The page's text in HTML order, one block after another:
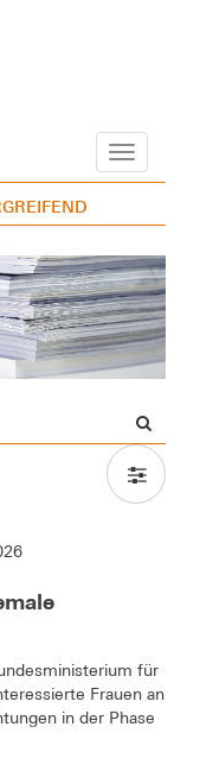
Navigation
für
Frauen an
in der Phase